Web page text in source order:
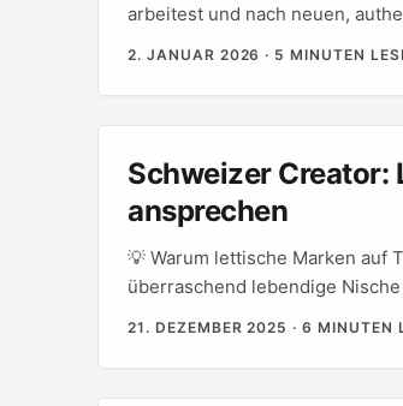
arbeitest und nach neuen,
unterseen — ideal für Marken,
2. JANUAR 2026 · 5 MINUTEN
Schweizer Creator:
ansprechen
💡 Warum lettische Marken auf
überraschend lebendige
und Regionalhotels, die
21. DEZEMBER 2025 ·6 MINUTEN